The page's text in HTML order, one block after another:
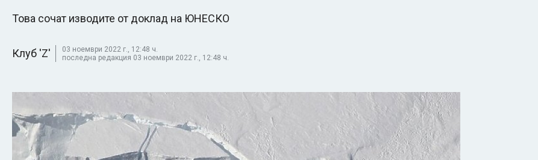
Това сочат изводите от доклад на ЮНЕСКО
Клуб 'Z'
03 ноември 2022 г., 12:48 ч.
последна редакция 03 ноември 2022 г., 12:48 ч.